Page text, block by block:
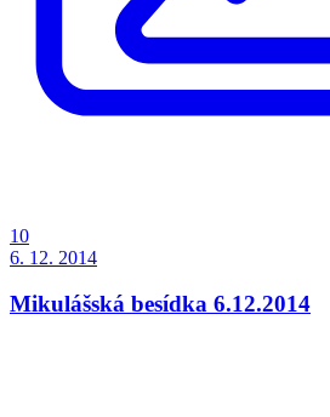
10
6. 12. 2014
Mikulášská besídka 6.12.2014